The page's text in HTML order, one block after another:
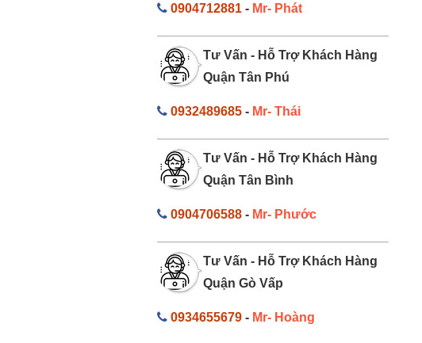
0904712881- Mr- Phát
Tư Vấn - Hỗ Trợ Khách Hàng
Quận Tân Phú
0932489685- Mr- Thái
Tư Vấn - Hỗ Trợ Khách Hàng
Quận Tân Bình
0904706588- Mr- Phước
Tư Vấn - Hỗ Trợ Khách Hàng
Quận Gò Vấp
0934655679- Mr- Hoàng